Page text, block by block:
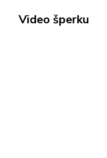
Video šperku